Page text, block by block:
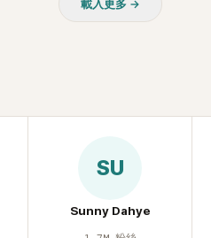
遭部分網友質疑，就連美國當地媒體也毫
載入更多 →
SU
Sunny Dahye